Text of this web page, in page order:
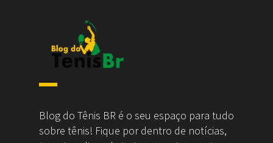
Blog do Tênis BR é o seu espaço para tudo
sobre tênis! Fique por dentro de notícias,